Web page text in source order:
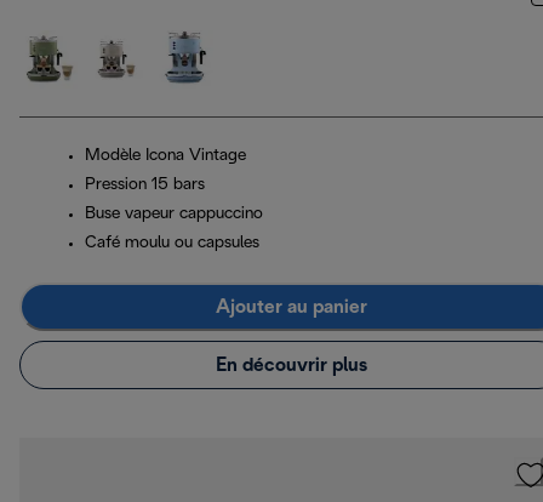
Modèle Icona Vintage
Pression 15 bars
Buse vapeur cappuccino
Café moulu ou capsules
Ajouter au panier
En découvrir plus